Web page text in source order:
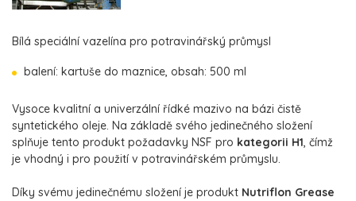
Bílá speciální vazelína pro potravinářský průmysl
balení: kartuše do maznice, obsah: 500 ml
Vysoce kvalitní a univerzální řídké mazivo na bázi čistě
syntetického oleje. Na základě svého jedinečného složení
splňuje tento produkt požadavky NSF pro kategorii H1, čímž
je vhodný i pro použití v potravinářském průmyslu.
Díky svému jedinečnému složení je produkt Nutriflon Grease